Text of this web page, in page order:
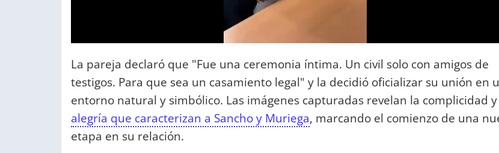
La pareja declaró que "Fue una ceremonia íntima. Un civil solo con amigos de
testigos. Para que sea un casamiento legal" y la decidió oficializar su unión en
entorno natural y simbólico. Las imágenes capturadas revelan la complicidad y
alegría que caracterizan a Sancho y Muriega, marcando el comienzo de una
etapa en su relación.